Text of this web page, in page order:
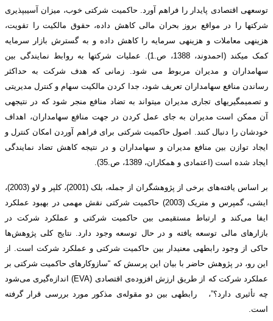
توسعه­ی اقتصادی پایدار را فراهم آورد. حاکمیت شرکتی خوب، میزان آسیب­پذیری
شرکت­ها را در مواقع بروز بحران مالی کاهش داده، حقوق مالکیت را تقویت،
هزینه­ی معاملات و هزینه­ی سرمایه را کاهش داده و به گسترش بازار سرمایه
کمک می­کند (احمدوند، 1388، ص.1). عملیات شرکت­ها به روابط نمایندگی بین
سهامداران و مدیران مربوط می شود. زمانی که هدف شرکت به حداکثر
رساندن منافع سهامداران تعریف شود، جدا کردن مالکیت سهام و کنترل مدیریتی
و تصمیم­گیری­های تجاری مدیران می­تواند به تضاد منافع منجر شود که در نتیجه­ی
آن ممکن است مدیران به جای عمل کردن در جهت منافع سهامداران، اهداف
خودشان را دنبال کنند. اصول حاکمیت شرکتی برای فراهم آوردن امکان کنترل و
ایجاد توازن بین منافع مدیران و سهامداران و در نتیجه کاهش تضاد نمایندگی
ایجاد شده است (اعتمادی و همکاران، 1389، ص.35).
بر اساس یافته‌های برخی از پژوهشگران از جمله، بلک (2001)، کلپر و لاو (2003)،
ایشی، گمپرس و متریک (2003) حاکمیت شرکتی نقش مهمی در بهبود عملکرد
ایفا می‌کند و ارتباط مستقیمی بین حاکمیت شرکتی و عملکرد شرکت در
بازارهای مالی توسعه یافته و در حال توسعه وجود دارد. نتایج کلی پژوهش‌ها
حاکی از وجود رابطه­ی معنی­دار بین حاکمیت شرکتی و عملکرد شرکت است. از
این رو، در پژوهش حاضر با بیان این پرسش که “سازوکارهای حاکمیت شرکتی بر
عملکرد شرکت که از طریق ارزش افزوده‌ی اقتصادی (EVA) اندازه‌گیری می‌شود
چه تأثیری دارد؟”، رابطه­ی بین دو مقوله‌ی مذکور مورد بررسی قرار گرفته
است.